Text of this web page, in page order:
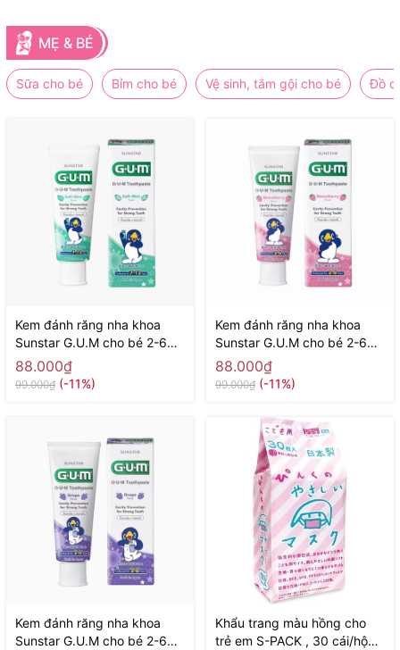
MẸ & BÉ
Sữa cho bé Bỉm cho bé Vệ sinh, tắm gội cho bé Đồ
Kem đánh răng nha khoa
Sunstar G.U.M cho bé 2-6
tuổi 70g ( hương bạc hà) -
Hàng Nhật nội địa
88.000₫
99.000₫ (-11%)
Kem đánh răng nha khoa
Sunstar G.U.M cho bé 2-6
tuổi 70g ( hương dâu) -
Hàng Nhật nội địa
88.000₫
99.000₫ (-11%)
Kem đánh răng nha khoa
Sunstar G.U.M cho bé 2-6
Khẩu trang màu hồng cho
trẻ em S-PACK , 30 cái/hộp -